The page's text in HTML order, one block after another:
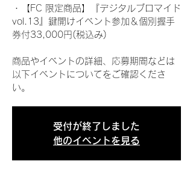
・【FC 限定商品】『デジタルブロマイド
vol.13』鍵開けイベント参加＆個別握手
券付33,000円(税込み)
商品やイベントの詳細、応募期間などは
以下イベントについてをご確認くださ
い。
受付が終了しました
他のイベントを見る